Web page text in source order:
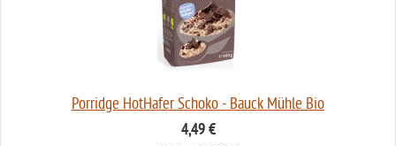
Porridge HotHafer Schoko - Bauck Mühle Bio
4,49 €